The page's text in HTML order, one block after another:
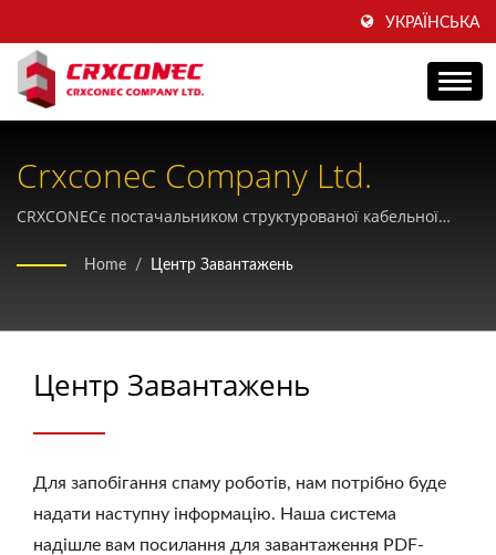
УКРАЇНСЬКА
Crxconec Company Ltd.
CRXCONECє постачальником структурованої кабельної
який допомагає компаніям з брендингом вже понад 30
Home / Центр Завантажень
Центр Завантажень
Для запобігання спаму роботів, нам потрібно буде
надати наступну інформацію. Наша система
надішле вам посилання для завантаження PDF-